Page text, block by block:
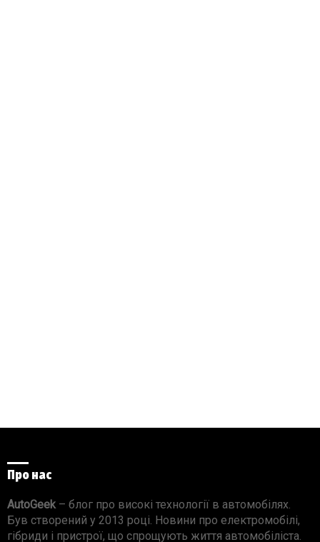
Про нас
AutoGeek – блог про високі технології в автомобілях.
Був створений у 2013 році. Новини про електромобілі,
гібриди і пристрої, що спрощують життя автомобіліста.